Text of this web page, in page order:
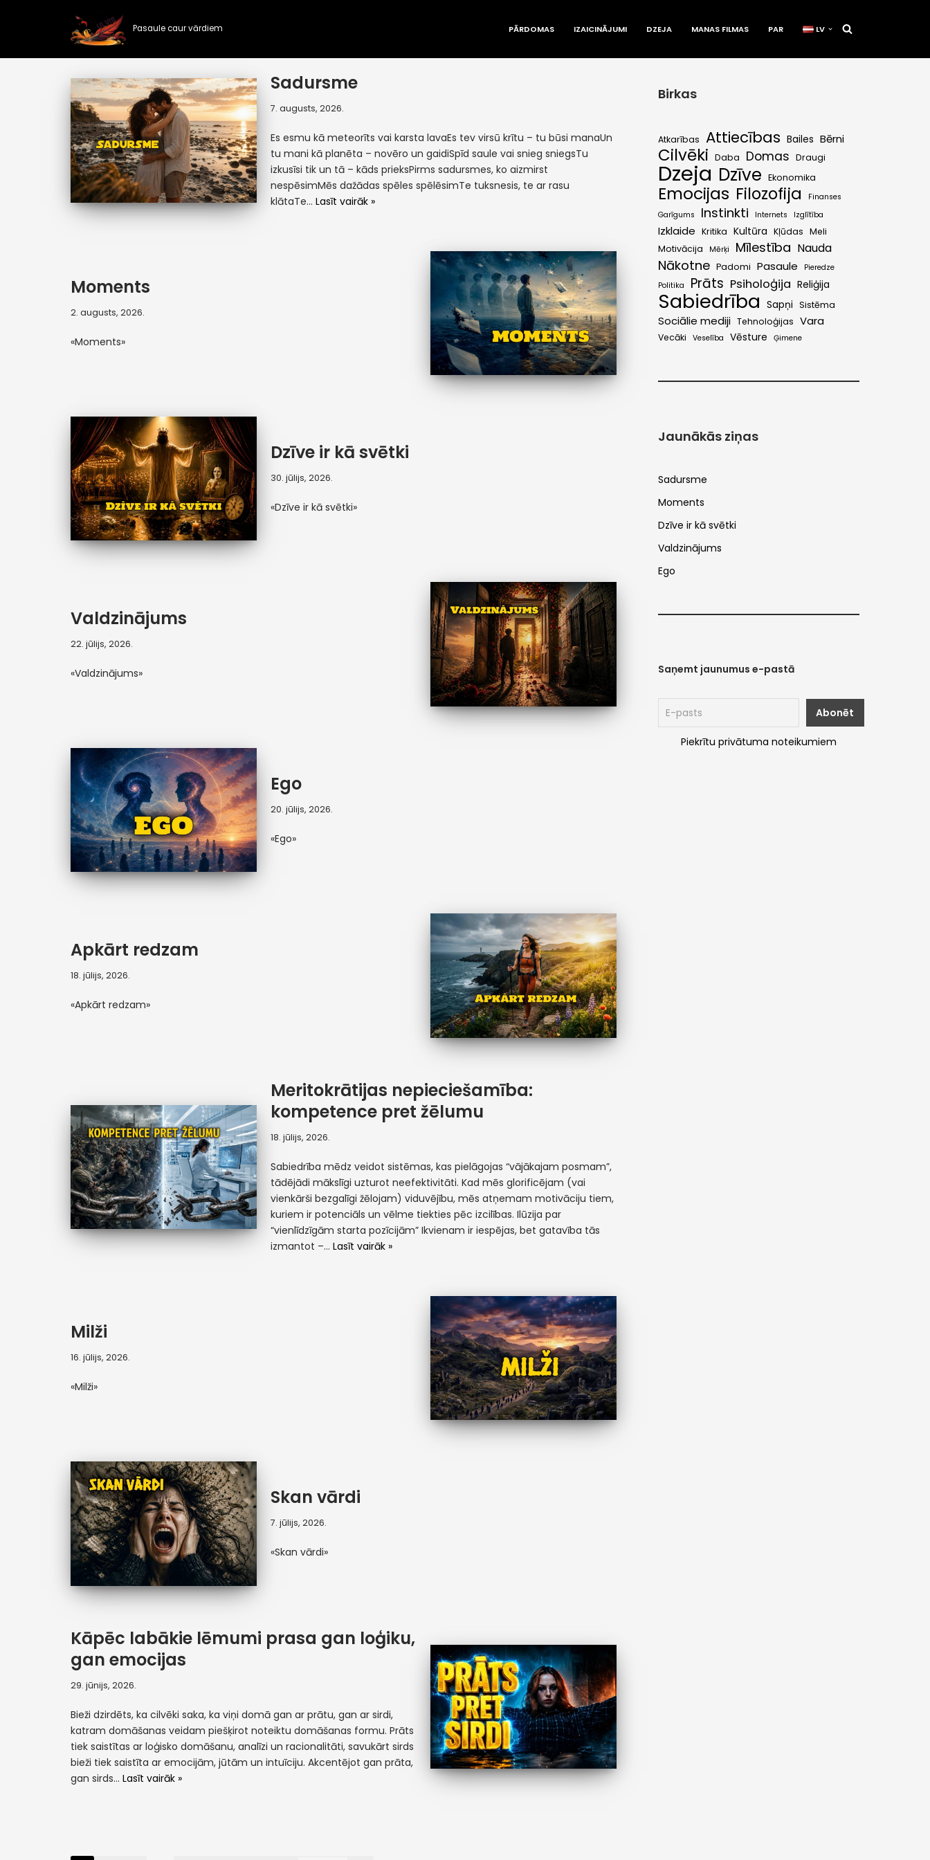
Pasaule caur vārdiem PĀRDOMAS IZAICINĀJUMI DZEJA MANAS FILMAS PAR LV
Sadursme
7. augusts, 2026.
Es esmu kā meteorīts vai karsta lavaEs tev virsū krītu – tu būsi manaUn
tu mani kā planēta – novēro un gaidiSpīd saule vai snieg sniegsTu
izkusīsi tik un tā – kāds prieksPirms sadursmes, ko aizmirst
nespēsimMēs dažādas spēles spēlēsimTe tuksnesis, te ar rasu
klātaTe…Lasīt vairāk »
Moments
2. augusts, 2026.
«Moments»
Dzīve ir kā svētki
30. jūlijs, 2026.
«Dzīve ir kā svētki»
Valdzinājums
22. jūlijs, 2026.
«Valdzinājums»
Ego
20. jūlijs, 2026.
«Ego»
Apkārt redzam
18. jūlijs, 2026.
«Apkārt redzam»
Meritokrātijas nepieciešamība:
kompetence pret žēlumu
18. jūlijs, 2026.
Sabiedrība mēdz veidot sistēmas, kas pielāgojas “vājākajam posmam”,
tādējādi mākslīgi uzturot neefektivitāti. Kad mēs glorificējam (vai
vienkārši bezgalīgi žēlojam) viduvējību, mēs atņemam motivāciju tiem,
kuriem ir potenciāls un vēlme tiekties pēc izcilības. Ilūzija par
“vienlīdzīgām starta pozīcijām” Ikvienam ir iespējas, bet gatavība tās
izmantot –…Lasīt vairāk »
Milži
16. jūlijs, 2026.
«Milži»
Skan vārdi
7. jūlijs, 2026.
«Skan vārdi»
Kāpēc labākie lēmumi prasa gan loģiku,
gan emocijas
29. jūnijs, 2026.
Bieži dzirdēts, ka cilvēki saka, ka viņi domā gan ar prātu, gan ar sirdi,
katram domāšanas veidam piešķirot noteiktu domāšanas formu. Prāts
tiek saistītas ar loģisko domāšanu, analīzi un racionalitāti, savukārt sirds
bieži tiek saistīta ar emocijām, jūtām un intuīciju. Akcentējot gan prāta,
gan sirds… Lasīt vairāk »
Birkas
Atkarības Attiecības Bailes Bērni
Cilvēki Daba Domas Draugi
Dzeja Dzīve Ekonomika
Emocijas Filozofija
Finanses
Garīgums
Instinkti Internets Izglītība
Izklaide Kritika Kultūra Kļūdas Meli
Motivācija
Mērķi Mīlestība Nauda
Nākotne Padomi Pasaule
Pieredze
Politika
Prāts Psiholoģija Reliģija
Sabiedrība Sapņi Sistēma
Sociālie mediji Tehnoloģijas Vara
Vecāki Veselība Vēsture Ģimene
Jaunākās ziņas
Sadursme
Moments
Dzīve ir kā svētki
Valdzinājums
Ego
Saņemt jaunumus e-pastā
Piekrītu privātuma noteikumiem